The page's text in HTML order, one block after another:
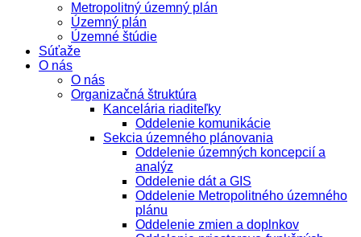
Metropolitný územný plán
Územný plán
Územné štúdie
Súťaže
O nás
O nás
Organizačná štruktúra
Kancelária riaditeľky
Oddelenie komunikácie
Sekcia územného plánovania
Oddelenie územných koncepcií a
analýz
Oddelenie dát a GIS
Oddelenie Metropolitného územného
plánu
Oddelenie zmien a doplnkov